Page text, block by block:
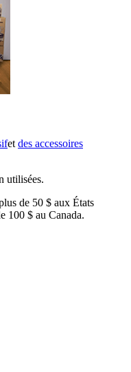
etdes accessoires
utilisées.
de 50 $ aux États
100 $ au Canada.